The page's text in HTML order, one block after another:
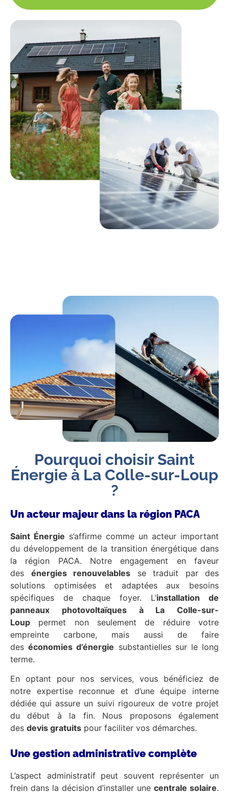
Pourquoi choisir Saint
Énergie à La Colle-sur-Loup
?
Un acteur majeur dans la région PACA
Saint Énergie s’affirme comme un acteur important
du développement de la transition énergétique dans
la région PACA. Notre engagement en faveur
des énergies renouvelables se traduit par des
solutions optimisées et adaptées aux besoins
spécifiques de chaque foyer. L’installation de
panneaux photovoltaïques à La Colle-sur-
Loup permet non seulement de réduire votre
empreinte carbone, mais aussi de faire
deséconomies d’énergie substantielles sur le long
terme.
En optant pour nos services, vous bénéficiez de
notre expertise reconnue et d’une équipe interne
dédiée qui assure un suivi rigoureux de votre projet
du début à la fin. Nous proposons également
des devis gratuits pour faciliter vos démarches.
Une gestion administrative complète
L’aspect administratif peut souvent représenter un
frein dans la décision d’installer une centrale solaire.